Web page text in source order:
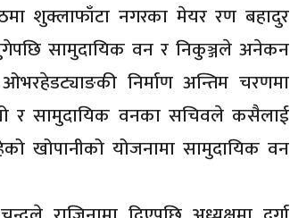
शुक्लाफाँटा नगरका मेयर रण बहादुर
सामुदायिक वन र निकुञ्जले अनेकन
निर्माण अन्तिम चरणमा
र सामुदायिक वनका सचिवले कसैलाई
खोपानीको योजनामा सामुदायिक वन